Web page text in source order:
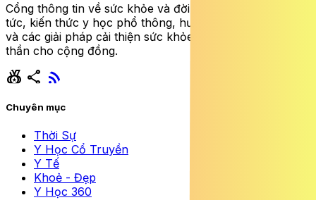
Cổng thông tin về sức khỏe và đời sống cung cấp tin
tức, kiến thức y học phổ thông, hướng dẫn dinh dưỡng
và các giải pháp cải thiện sức khỏe thể chất lẫn tinh
thần cho cộng đồng.
social_leaderboard share rss_feed
Chuyên mục
Thời Sự
Y Học Cổ Truyền
Y Tế
Khoẻ - Đẹp
Y Học 360